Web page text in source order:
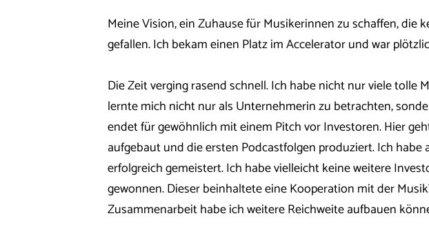
​Meine Vision, ein Zuhause für Musikerinnen zu schaffen,
gefallen. Ich bekam einen Platz im Accelerator und war
Die Zeit verging rasend schnell. Ich habe nicht nur viele tolle
lernte mich nicht nur als Unternehmerin zu betrachten,
endet für gewöhnlich mit einem Pitch vor Investoren. Hier
aufgebaut und die ersten Podcastfolgen produziert. Ich
erfolgreich gemeistert. Ich habe vielleicht keine weitere
gewonnen. Dieser beinhaltete eine Kooperation mit der
Zusammenarbeit habe ich weitere Reichweite aufbauen